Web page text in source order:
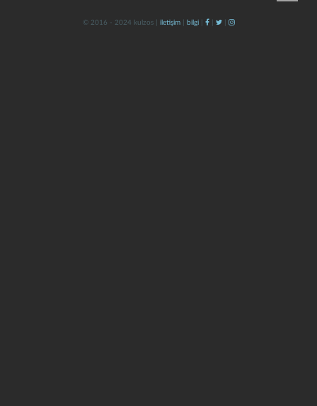
© 2016 - 2024 kulzos | iletişim| bilgi| | |